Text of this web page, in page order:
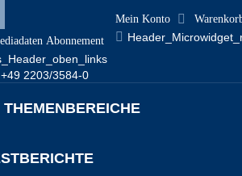
Abonnement
2203/3584-0
Mein Konto
THEMENBEREICHE